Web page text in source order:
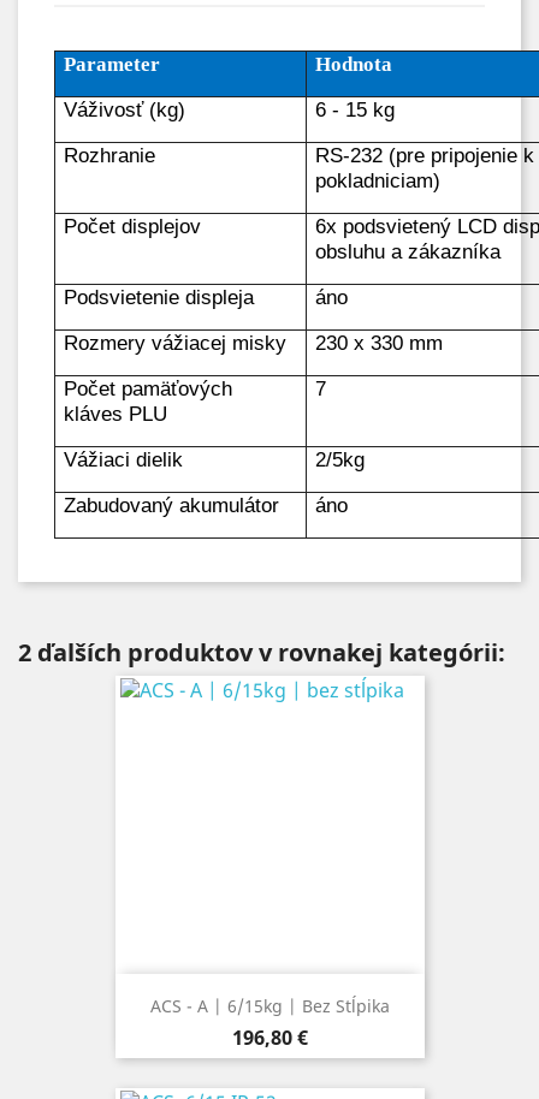
Parameter Hodnota
Váživosť (kg)
6 - 15 kg
Rozhranie
RS-232 (pre pripojenie k
pokladniciam)
Počet displejov
6x podsvietený LCD
obsluhu a zákazníka
Podsvietenie displeja
áno
Rozmery vážiacej misky
230 x 330 mm
Počet pamäťových
kláves PLU
7
Vážiaci dielik
2/5kg
Zabudovaný akumulátor
áno
2 ďalších produktov v rovnakej kategórii:
ACS - A | 6/15kg | Bez Stĺpika
Cena
196,80 €